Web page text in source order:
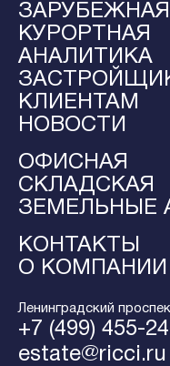
ЗАРУБЕЖНАЯ
КУРОРТНАЯ
АНАЛИТИКА
КЛИЕНТАМ
НОВОСТИ
ОФИСНАЯ
СКЛАДСКАЯ
ЗЕМЕЛЬНЫЕ
КОНТАКТЫ
О КОМПАНИИ
Ленинградский
+7 (499) 455-
estate@ricci.ru